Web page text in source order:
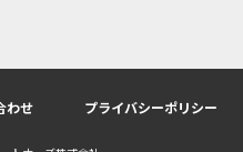
わせ プライバシーポリシー